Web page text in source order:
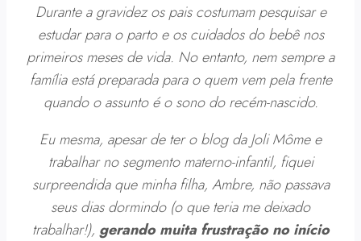
Durante a gravidez os pais costumam pesquisar e
estudar para o parto e os cuidados do bebê nos
primeiros meses de vida. No entanto, nem sempre a
família está preparada para o quem vem pela frente
quando o assunto é o sono do recém-nascido.
Eu mesma, apesar de ter o blog da Joli Môme e
trabalhar no segmento materno-infantil, fiquei
surpreendida que minha filha, Ambre, não passava
seus dias dormindo (o que teria me deixado
trabalhar!), gerando muita frustração no início